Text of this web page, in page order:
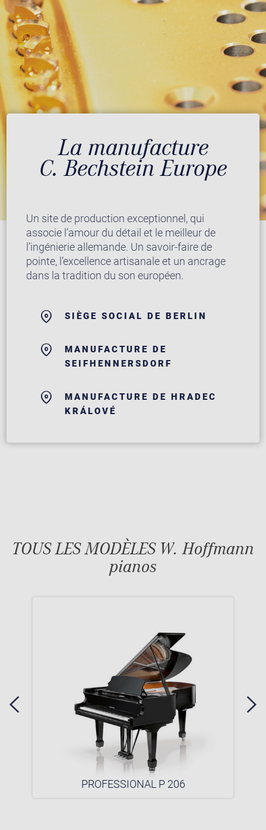
La manufacture
C. Bechstein Europe
Un site de production exceptionnel, qui
associe l’amour du détail et le meilleur de
l’ingénierie allemande. Un savoir-faire de
pointe, l’excellence artisanale et un ancrage
dans la tradition du son européen.
SIÈGE SOCIAL DE BERLIN
MANUFACTURE DE
SEIFHENNERSDORF
MANUFACTURE DE HRADEC
KRÁLOVÉ
TOUS LES MODÈLES W. Hoffmann
pianos
PROFESSIONAL P 206